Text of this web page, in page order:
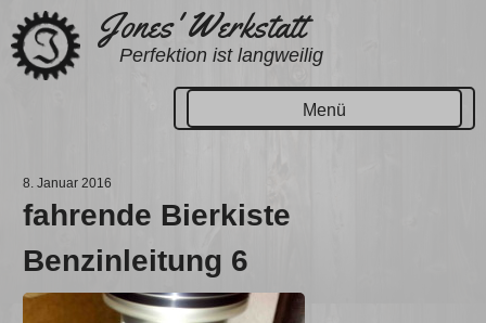
Zum
Inhalt
springen
Jones' Werkstatt
Perfektion ist langweilig
Menü
8. Januar 2016
fahrende Bierkiste
Benzinleitung 6